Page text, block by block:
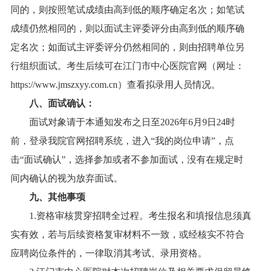
同的，则按照笔试成绩由高到低的顺序确定名次；如笔试
成绩仍然相同的，则以面试主评委评分由高到低的顺序确
定名次；如面试主评委评分仍然相同的，则由招聘单位另
行组织面试。考生后续可在江门市中心医院官网（网址：
https://www.jmszxyy.com.cn）查看拟录用人员情况。
八、面试确认：
面试对象请于本通知发布之日至2026年6月 9日 24时
前， 登录我院官网招聘系统，进入“我的岗位申请”，点
击“面试确认”， 选择参加或者不参加面试，没有在规定时
间内确认的视为放弃面试。
九、其他事项
1 .资格审核贯穿招聘全过程。考生报名和填报信息须真
实有效，若与后续资格复审材料不一致，或经核实不符合
应聘岗位条件的，一律取消其考试、录用资格。